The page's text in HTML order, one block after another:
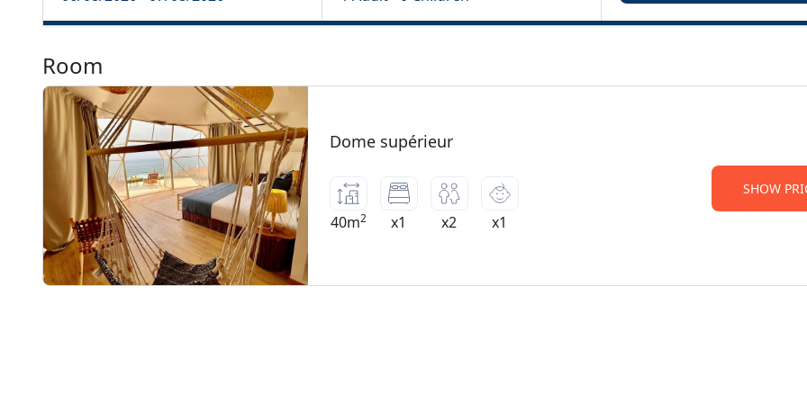
Room
Dome supérieur
40m2 x1 x2 x1
SHOW